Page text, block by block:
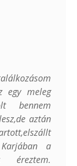
egy meleg
bennem
aztán
a
éreztem.